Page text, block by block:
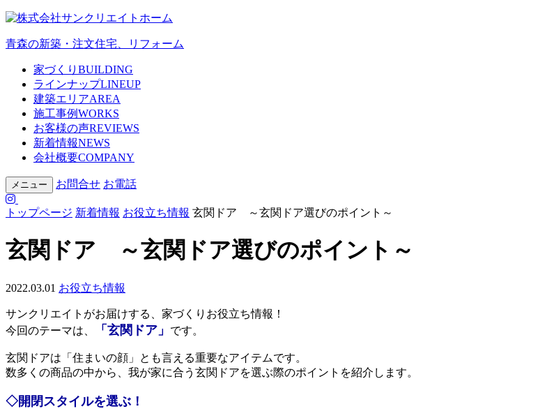
青森の新築・注文住宅、リフォーム
家づくり BUILDING
ラインナップLINEUP
建築エリアAREA
施工事例WORKS
お客様の声REVIEWS
新着情報NEWS
会社概要COMPANY
メニュー お問合せ お電話
トップページ 新着情報 お役立ち情報 玄関ドア ～玄関ドア選びのポイント～
玄関ドア ～玄関ドア選びのポイント～
2022.03.01 お役立ち情報
サンクリエイトがお届けする、家づくりお役立ち情報！
今回のテーマは、
「玄関ドア」 です。
玄関ドアは「住まいの顔」とも言える重要なアイテムです。
数多くの商品の中から、我が家に合う玄関ドアを選ぶ際のポイントを紹介します。
◇開閉スタイルを選ぶ！